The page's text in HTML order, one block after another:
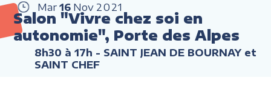
Mar 16 Nov 2021
Salon "Vivre chez soi en
autonomie", Porte des Alpes
8h30 à 17h - SAINT JEAN DE BOURNAY et
SAINT CHEF